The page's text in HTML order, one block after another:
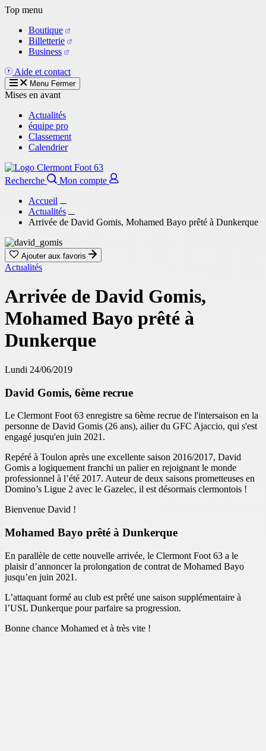
Aller
contenu
principal
Top menu
Boutique
Billetterie
Business
Aide et contact
Menu Fermer
Mises en avant
Actualités
équipe pro
Classement
Calendrier
Recherche
Mon compte
Accueil
Actualités
Arrivée de David Gomis, Mohamed Bayo prêté à Dunkerque
Ajouter aux favoris
Actualités
Arrivée de David Gomis,
Mohamed Bayo prêté à
Dunkerque
Lundi 24/06/2019
David Gomis, 6ème recrue
Le Clermont Foot 63 enregistre sa 6ème recrue de l'intersaison en la
personne de David Gomis (26 ans), ailier du GFC Ajaccio, qui s'est
engagé jusqu'en juin 2021.
Repéré à Toulon après une excellente saison 2016/2017, David
Gomis a logiquement franchi un palier en rejoignant le monde
professionnel à l’été 2017. Auteur de deux saisons prometteuses en
Domino’s Ligue 2 avec le Gazelec, il est désormais clermontois !
Bienvenue David !
Mohamed Bayo prêté à Dunkerque
En parallèle de cette nouvelle arrivée, le Clermont Foot 63 a le
plaisir d’annoncer la prolongation de contrat de Mohamed Bayo
jusqu’en juin 2021.
L’attaquant formé au club est prêté une saison supplémentaire à
l’USL Dunkerque pour parfaire sa progression.
Bonne chance Mohamed et à très vite !